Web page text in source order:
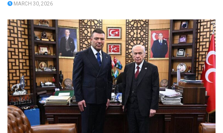
MARCH 30, 2026